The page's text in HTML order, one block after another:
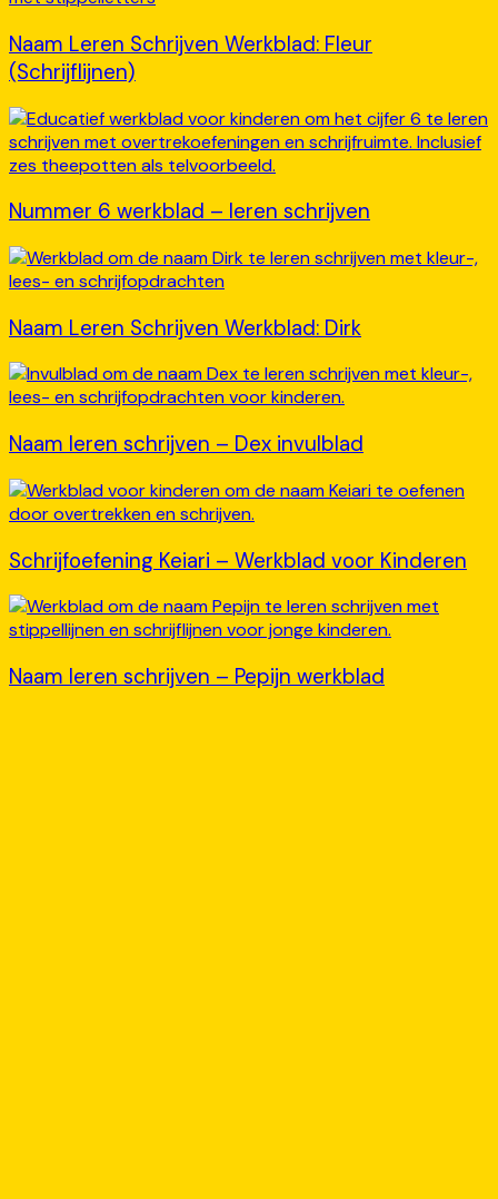
Naam Leren Schrijven Werkblad: Fleur
(Schrijflijnen)
Nummer 6 werkblad – leren schrijven
Naam Leren Schrijven Werkblad: Dirk
Naam leren schrijven – Dex invulblad
Schrijfoefening Keiari – Werkblad voor Kinderen
Naam leren schrijven – Pepijn werkblad